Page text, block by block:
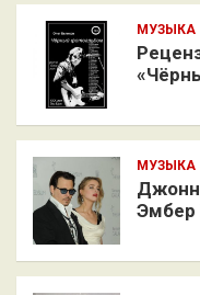
МУЗЫКА
МУЗЫКА
Эмбер